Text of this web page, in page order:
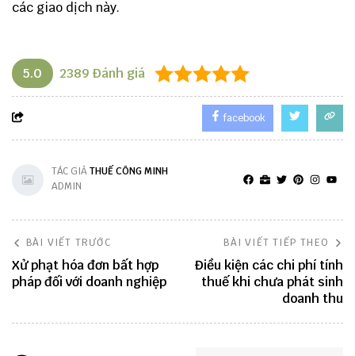
các giao dịch này.
5.0 2389 Đánh giá
facebook
TÁC GIẢTHUẾ CÔNG MINH
ADMIN
BÀI VIẾT TRƯỚC
Xử phạt hóa đơn bất hợp
pháp đối với doanh nghiệp
BÀI VIẾT TIẾP THEO
Điều kiện các chi phí tính
thuế khi chưa phát sinh
doanh thu